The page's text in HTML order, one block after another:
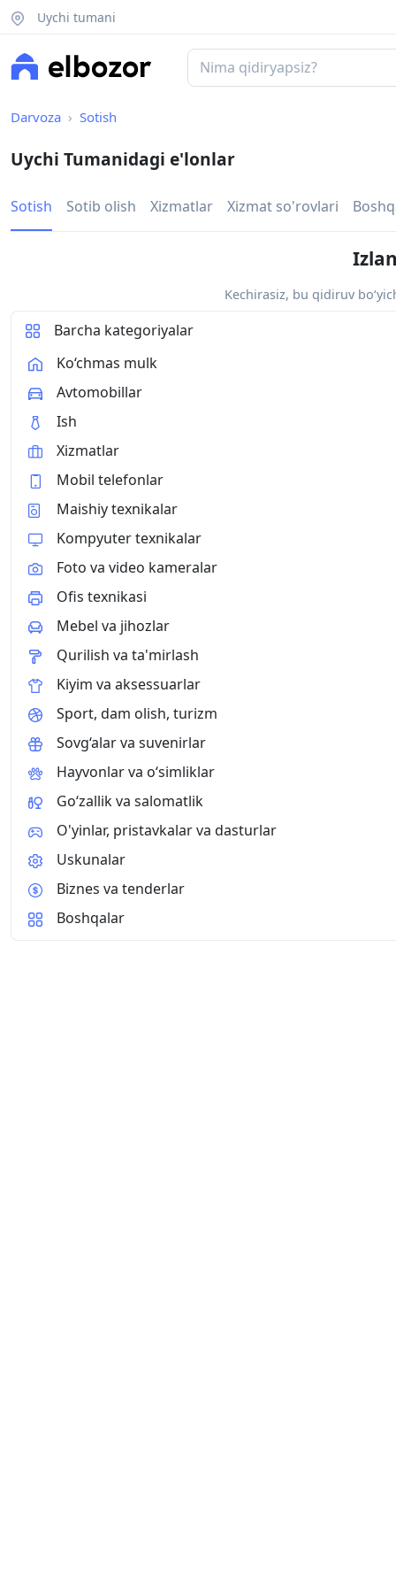
Uychi tumani
Darvoza Sotish
Uychi Tumanidagi e'lonlar
Sotish Sotib olish Xizmatlar Xizmat so'rovlari
Kechirasiz, bu qidiruv
Barcha kategoriyalar
Ko‘chmas mulk
Avtomobillar
Ish
Xizmatlar
Mobil telefonlar
Maishiy texnikalar
Kompyuter texnikalar
Foto va video kameralar
Ofis texnikasi
Mebel va jihozlar
Qurilish va ta'mirlash
Kiyim va aksessuarlar
Sport, dam olish, turizm
Sovg‘alar va suvenirlar
Hayvonlar va o‘simliklar
Go‘zallik va salomatlik
O'yinlar, pristavkalar va dasturlar
Uskunalar
Biznes va tenderlar
Boshqalar